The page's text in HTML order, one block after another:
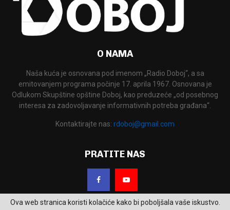
O NAMA
Naša kuća je osnovana pod imenom „Radio Doboj“, a sa
emitovanjem programa počinje 17. aprila 1967. Osnovana je
Odlukom Skupštine opštine Doboj, kao preduzeće „od posebnog
interesa za zadovoljavanje informativnih potreba građana“.
Kontaktirajte nas: rdoboj@gmail.com
PRATITE NAS
Ova web stranica koristi kolačiće kako bi poboljšala vaše iskustvo.